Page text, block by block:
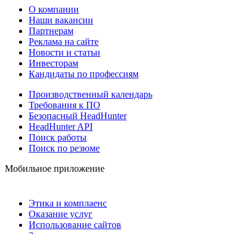
О компании
Наши вакансии
Партнерам
Реклама на сайте
Новости и статьи
Инвесторам
Кандидаты по профессиям
Производственный календарь
Требования к ПО
Безопасный HeadHunter
HeadHunter API
Поиск работы
Поиск по резюме
Мобильное приложение
Этика и комплаенс
Оказание услуг
Использование сайтов